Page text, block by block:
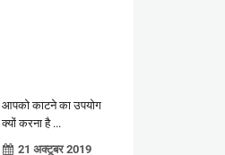
आपको काटने का उपयोग
क्यों करना है ...
21 अक्टूबर 2019